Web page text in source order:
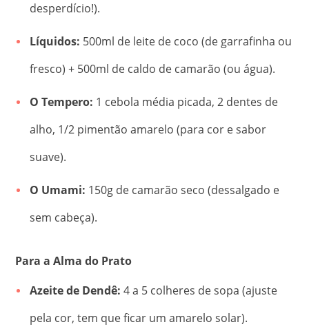
desperdício!).
Líquidos: 500ml de leite de coco (de garrafinha ou
fresco) + 500ml de caldo de camarão (ou água).
O Tempero: 1 cebola média picada, 2 dentes de
alho, 1/2 pimentão amarelo (para cor e sabor
suave).
O Umami: 150g de camarão seco (dessalgado e
sem cabeça).
Para a Alma do Prato
Azeite de Dendê: 4 a 5 colheres de sopa (ajuste
pela cor, tem que ficar um amarelo solar).